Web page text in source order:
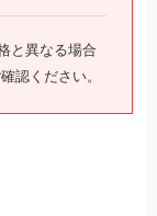
と異なる場合
認ください。